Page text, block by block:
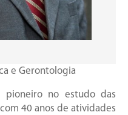
e Gerontologia
pioneiro no estudo das
40 anos de atividades